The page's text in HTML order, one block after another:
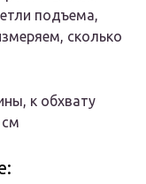
подъема,
сколько
к обхвату